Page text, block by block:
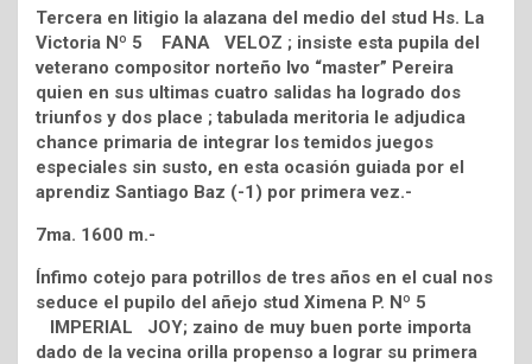
Tercera en litigio la alazana del medio del stud Hs. La
Victoria Nº 5 FANA VELOZ ; insiste esta pupila del
veterano compositor norteño Ivo “master” Pereira
quien en sus ultimas cuatro salidas ha logrado dos
triunfos y dos place ; tabulada meritoria le adjudica
chance primaria de integrar los temidos juegos
especiales sin susto, en esta ocasión guiada por el
aprendiz Santiago Baz (-1) por primera vez.-
7ma. 1600 m.-
Ínfimo cotejo para potrillos de tres años en el cual nos
seduce el pupilo del añejo stud Ximena P. Nº 5
IMPERIAL JOY; zaino de muy buen porte importa
dado de la vecina orilla propenso a lograr su primera